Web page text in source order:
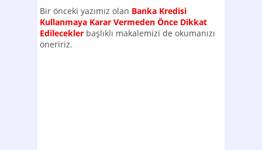
Bir önceki yazımız olan Banka Kredisi
Kullanmaya Karar Vermeden Önce Dikkat
Edilecekler başlıklı makalemizi de okumanızı
öneririz.